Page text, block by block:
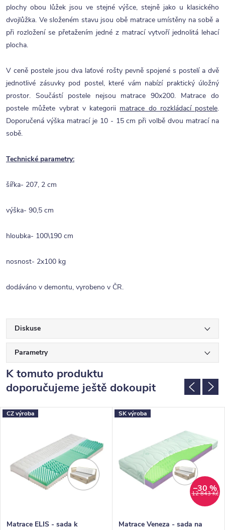
plochy obou lůžek jsou ve stejné výšce, stejně jako u klasického
dvojlůžka. Ve složeném stavu jsou obě matrace umístěny na sobě a
při rozložení se přetažením jedné z matrací vytvoří jednolitá lehací
plocha.
V ceně postele jsou dva laťové rošty pevně spojené s postelí a dvě
jednotlivé zásuvky pod postel, které vám nabízí praktický úložný
prostor. Součástí postele nejsou matrace 90x200. Matrace do
postele můžete vybrat v kategorii matrace do rozkládací postele.
Doporučená výška matrací je 10 - 15 cm při volbě dvou matrací na
sobě.
Technické parametry:
šířka- 207, 2 cm
výška- 90,5 cm
hloubka- 100\190 cm
nosnost- 2x100 kg
dodáváno v demontu, vyrobeno v ČR.
Diskuse
Parametry
K tomuto produktu
doporučujeme ještě dokoupit
CZ výroba
Matrace ELIS - sada k
SK výroba
12 843 Kč
–30 %
Matrace Veneza - sada na